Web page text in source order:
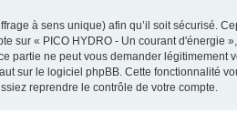
à sens unique) afin qu’il soit sécurisé.
sur « PICO HYDRO - Un courant
partie ne peut vous demander
sur le logiciel phpBB. Cette fonctionnalité
reprendre le contrôle de votre compte.